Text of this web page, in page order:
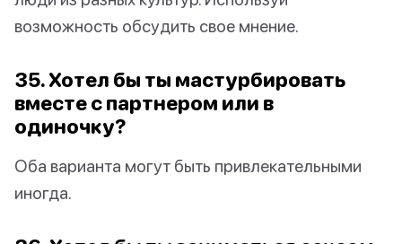
возможность обсудить свое мнение.
35. Хотел бы ты мастурбировать
вместе с партнером или в
одиночку?
Оба варианта могут быть привлекательными
иногда.